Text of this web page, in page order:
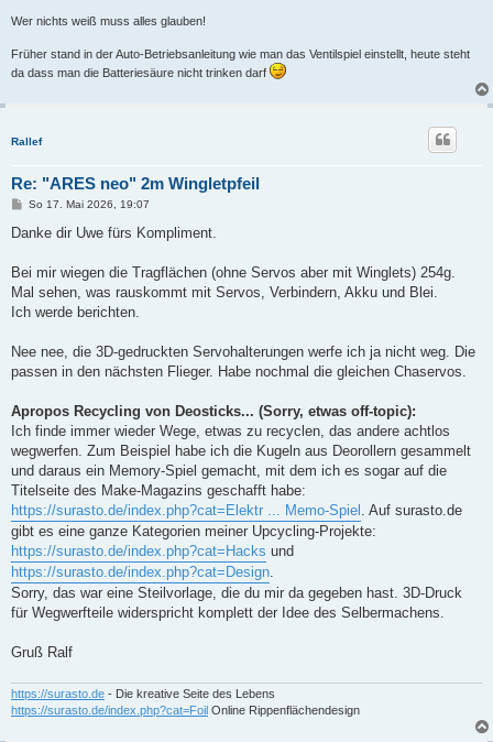
Wer nichts weiß muss alles glauben!
Früher stand in der Auto-Betriebsanleitung wie man das Ventilspiel einstellt, heute steht
da dass man die Batteriesäure nicht trinken darf
Rallef
Re: "ARES neo" 2m Wingletpfeil
B
i
a
So 17. Mai 2026, 19:07
Danke dir Uwe fürs Kompliment.
Bei mir wiegen die Tragflächen (ohne Servos aber mit Winglets) 254g.
Mal sehen, was rauskommt mit Servos, Verbindern, Akku und Blei.
Ich werde berichten.
Nee nee, die 3D-gedruckten Servohalterungen werfe ich ja nicht weg. Die
passen in den nächsten Flieger. Habe nochmal die gleichen Chaservos.
Apropos Recycling von Deosticks... (Sorry, etwas off-topic):
Ich finde immer wieder Wege, etwas zu recyclen, das andere achtlos
wegwerfen. Zum Beispiel habe ich die Kugeln aus Deorollern gesammelt
und daraus ein Memory-Spiel gemacht, mit dem ich es sogar auf die
Titelseite des Make-Magazins geschafft habe:
https://surasto.de/index.php?cat=Elektr ... Memo-Spiel . Auf surasto.de
gibt es eine ganze Kategorien meiner Upcycling-Projekte:
https://surasto.de/index.php?cat=Hacks und
https://surasto.de/index.php?cat=Design.
Sorry, das war eine Steilvorlage, die du mir da gegeben hast. 3D-Druck
für Wegwerfteile widerspricht komplett der Idee des Selbermachens.
Gruß Ralf
https://surasto.de - Die kreative Seite des Lebens
https://surasto.de/index.php?cat=Foil Online Rippenflächendesign